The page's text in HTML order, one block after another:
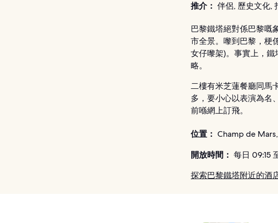
推介： 伴侶, 歷史文化,
巴黎鐵塔絕對係巴黎嘅
市全景。嚟到巴黎，梗
女仔嚟架)。事實上，鐵
略。
二樓有米芝蓮餐廳同馬
多，要小心以表演為名
前喺網上訂飛。
位置： Champ de
開放時間： 每日 09:15
探索巴黎鐵塔附近的酒